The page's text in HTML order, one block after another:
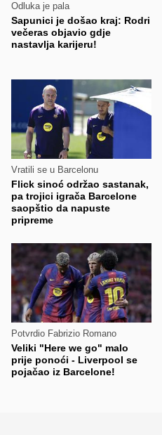
Odluka je pala
Sapunici je došao kraj: Rodri
večeras objavio gdje
nastavlja karijeru!
Vratili se u Barcelonu
Flick sinoć održao sastanak,
pa trojici igrača Barcelone
saopštio da napuste
pripreme
Potvrdio Fabrizio Romano
Veliki "Here we go" malo
prije ponoći - Liverpool se
pojačao iz Barcelone!